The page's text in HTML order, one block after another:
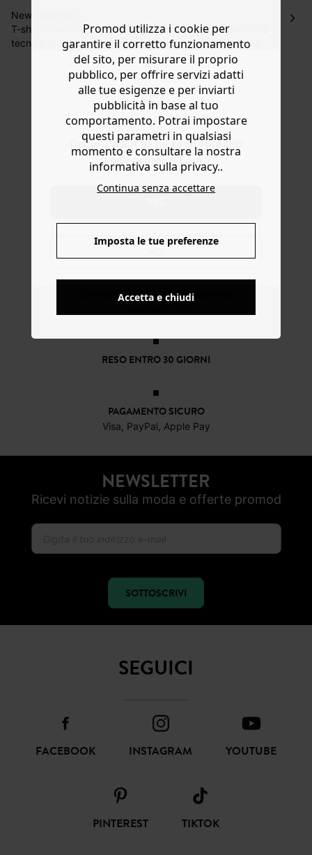
Do you want to be redirected to
www.promod.com ?
Hai 30 gg. per restituire o cambiare gli articoli a
decorrere dalla data dell’avvenuta ricezione.
Aiuto
New collection
T-shirt in morbido tessuto felpato, con interno bouclé. La
tecnica di tintura conferisce un aspetto unico e originale.
Il colore può stingere o sbiadire con il tempo. Linea ampia
e corta, girocollo, stemma ricamato sul petto, maniche
corte e fondo dritto. Contiene cotone riciclato.
CONSEGNA A DOMICILIO GRATIS
RESO ENTRO 30 GIORNI
PAGAMENTO SICURO
Visa, PayPal, Apple Pay
NEWSLETTER
Ricevi notizie sulla moda e offerte promod
SOTTOSCRIVI
SEGUICI
FACEBOOK INSTAGRAM YOUTUBE
PINTEREST TIKTOK
Promod utilizza i cookie per
garantire il corretto funzionamento
del sito, per misurare il proprio
pubblico, per offrire servizi adatti
alle tue esigenze e per inviarti
pubblicità in base al tuo
comportamento. Potrai impostare
questi parametri in qualsiasi
momento e consultare la nostra
informativa sulla privacy..
Continua senza accettare
Imposta le tue preferenze
Accetta e chiudi